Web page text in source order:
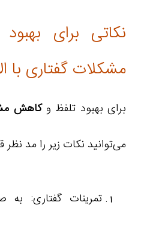
نکاتی برای
مشکلات گفتاری با
برای بهبود تلفظ وکاهش
می‌توانید نکات زیر را مد نظر
تمرینات گفتاری: به